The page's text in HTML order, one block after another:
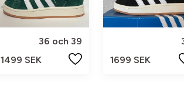
36 och 39
1499 SEK
1699 SEK